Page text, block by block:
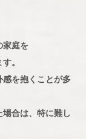
家庭を
。
感を抱くことが多
合は、特に難し